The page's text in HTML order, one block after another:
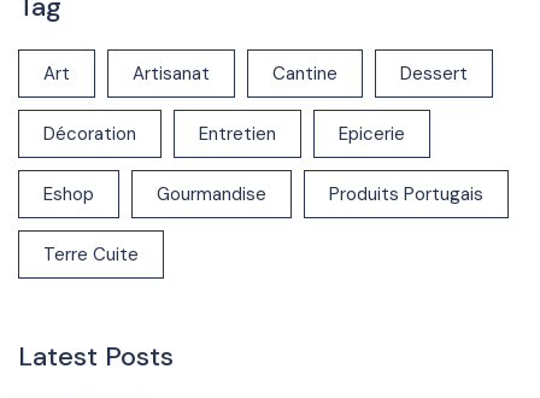
Art Artisanat Cantine Dessert
Décoration Entretien Epicerie
Eshop Gourmandise Produits Portugais
Terre Cuite
Latest Posts